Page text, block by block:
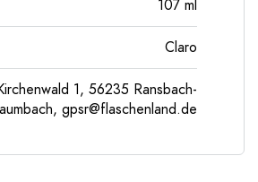
107 ml
Claro
1, 56235 Ransbach-
gpsr@flaschenland.de